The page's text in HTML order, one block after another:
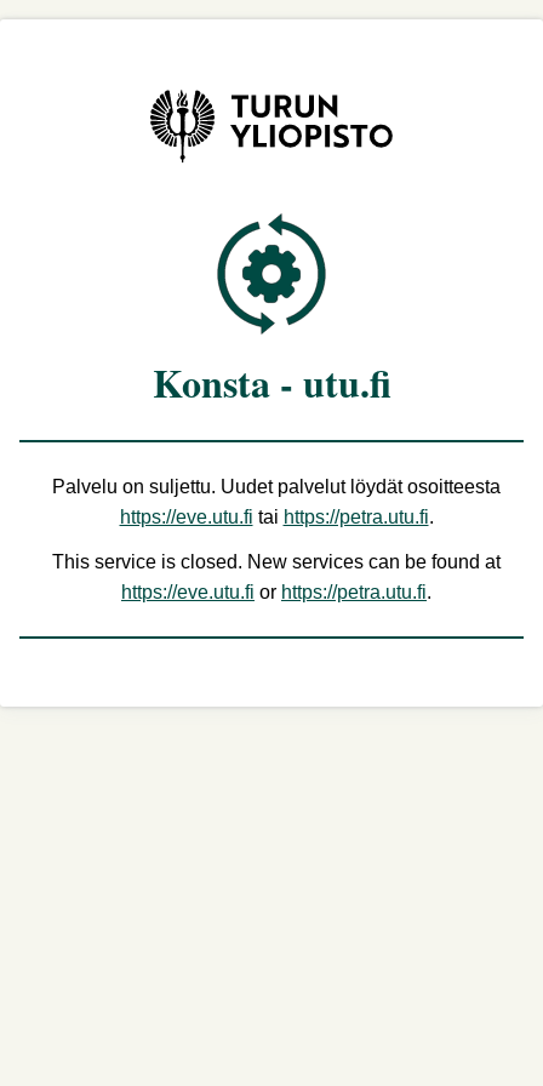
Konsta - utu.fi
Palvelu on suljettu. Uudet palvelut löydät osoitteesta
https://eve.utu.fi tai https://petra.utu.fi.
This service is closed. New services can be found at
https://eve.utu.fi or https://petra.utu.fi.